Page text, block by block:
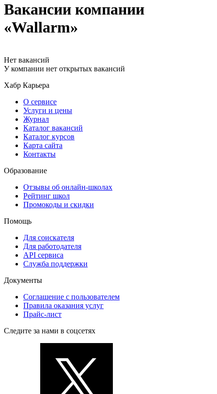
Вакансии компании
«Wallarm»
Нет вакансий
У компании нет открытых вакансий
Хабр Карьера
О сервисе
Услуги и цены
Журнал
Каталог вакансий
Каталог курсов
Карта сайта
Контакты
Образование
Отзывы об онлайн-школах
Рейтинг школ
Промокоды и скидки
Помощь
Для соискателя
Для работодателя
API сервиса
Служба поддержки
Документы
Соглашение с пользователем
Правила оказания услуг
Прайс-лист
Следите за нами в соцсетях